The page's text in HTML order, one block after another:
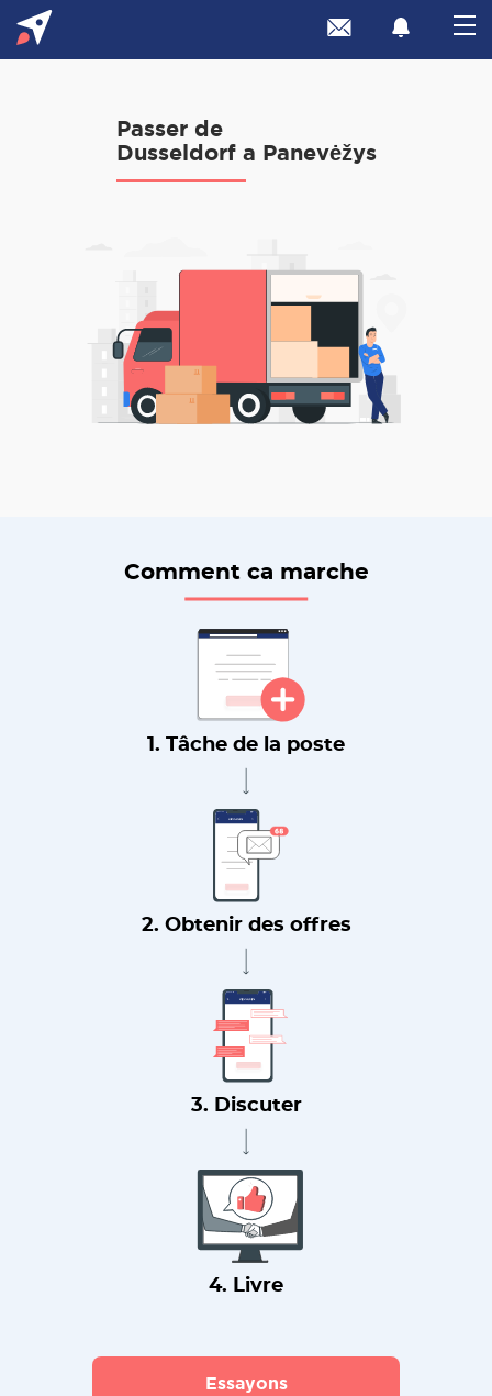
Passer de
Dusseldorf a Panevėžys
Comment ca marche
1. Tâche de la poste
2. Obtenir des offres
3. Discuter
4. Livre
Essayons